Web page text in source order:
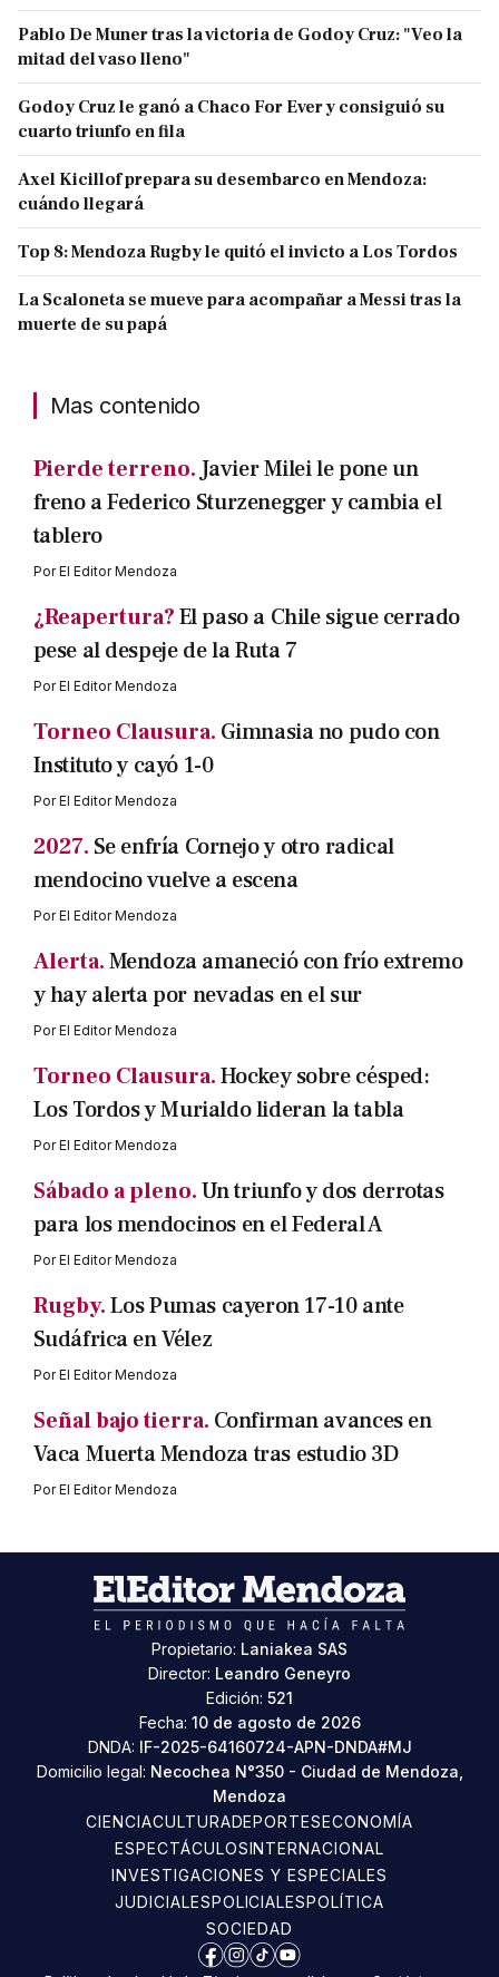
Pablo De Muner tras la victoria de Godoy Cruz: "Veo la
mitad del vaso lleno"
Godoy Cruz le ganó a Chaco For Ever y consiguió su
cuarto triunfo en fila
Axel Kicillof prepara su desembarco en Mendoza:
cuándo llegará
Top 8: Mendoza Rugby le quitó el invicto a Los Tordos
La Scaloneta se mueve para acompañar a Messi tras la
muerte de su papá
Mas contenido
Pierde terreno. Javier Milei le pone un
freno a Federico Sturzenegger y cambia el
tablero
PorEl Editor Mendoza
¿Reapertura?El paso a Chile sigue cerrado
pese al despeje de la Ruta 7
PorEl Editor Mendoza
Torneo Clausura. Gimnasia no pudo con
Instituto y cayó 1-0
PorEl Editor Mendoza
2027. Se enfría Cornejo y otro radical
mendocino vuelve a escena
PorEl Editor Mendoza
Alerta.Mendoza amaneció con frío extremo
y hay alerta por nevadas en el sur
PorEl Editor Mendoza
Torneo Clausura.Hockey sobre césped:
Los Tordos y Murialdo lideran la tabla
PorEl Editor Mendoza
Sábado a pleno.Un triunfo y dos derrotas
para los mendocinos en el Federal A
PorEl Editor Mendoza
Rugby.Los Pumas cayeron 17-10 ante
Sudáfrica en Vélez
PorEl Editor Mendoza
Señal bajo tierra. Confirman avances en
Vaca Muerta Mendoza tras estudio 3D
PorEl Editor Mendoza
Propietario: Laniakea SAS
Director: Leandro Geneyro
Edición: 521
Fecha: 10 de agosto de 2026
DNDA: IF-2025-64160724-APN-DNDA#MJ
Domicilio legal: Necochea N°350 - Ciudad de Mendoza,
Mendoza
CIENCIACULTURADEPORTESECONOMÍA
ESPECTÁCULOSINTERNACIONAL
INVESTIGACIONES Y ESPECIALES
JUDICIALESPOLICIALESPOLÍTICA
SOCIEDAD
Facebook
Instagram
TikTokYouTube